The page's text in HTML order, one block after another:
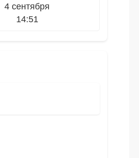
4 сентября
14:51